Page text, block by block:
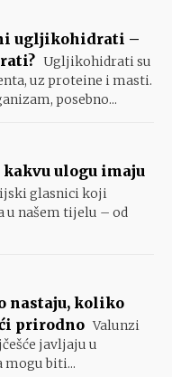
ugljikohidrati –
Ugljikohidrati su
uz proteine i masti.
posebno...
ulogu imaju
glasnici koji
u našem tijelu – od
nastaju, koliko
prirodno Valunzi
javljaju u
biti...